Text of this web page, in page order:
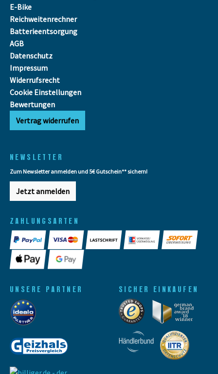
E-Bike
Reichweitenrechner
Batterieentsorgung
AGB
Datenschutz
Impressum
Widerrufsrecht
Cookie Einstellungen
Bewertungen
Vertrag widerrufen
NEWSLETTER
Zum Newsletter anmelden und 5€ Gutschein** sichern!
Jetzt anmelden
ZAHLUNGSARTEN
UNSERE PARTNER SICHER EINKAUFEN